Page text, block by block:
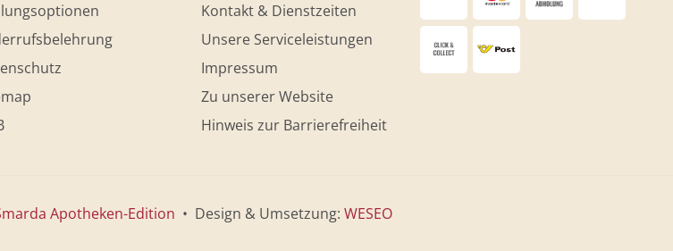
Kontakt & Dienstzeiten
Unsere Serviceleistungen
Impressum
Zu unserer Website
Hinweis zur Barrierefreiheit
Apotheken-Edition • Design & Umsetzung: WESEO